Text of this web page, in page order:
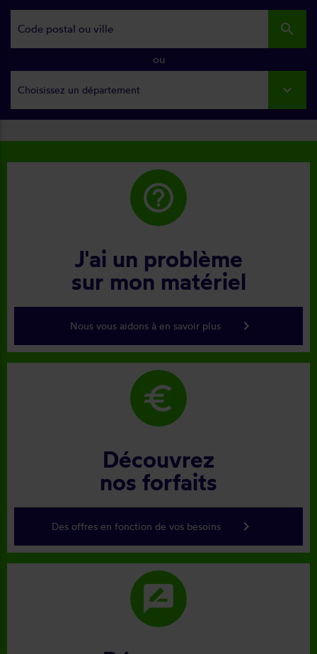
search
ou
Choisissez un département
help_outline
J'ai un problème
sur mon matériel
Nous vous aidons à en savoir plus keyboard_arrow_right
euro
Découvrez
nos forfaits
Des offres en fonction de vos besoins keyboard_arrow_right
rate_review